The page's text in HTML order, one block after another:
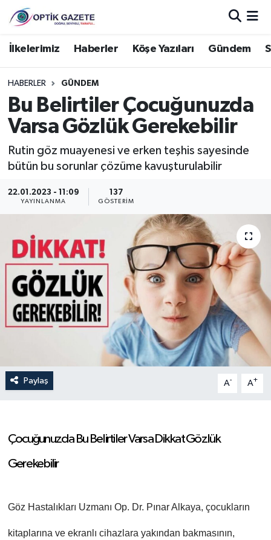
İlkelerimiz Haberler Köşe Yazıları Gündem
HABERLER GÜNDEM
Bu Belirtiler Çocuğunuzda
Varsa Gözlük Gerekebilir
Rutin göz muayenesi ve erken teşhis sayesinde
bütün bu sorunlar çözüme kavuşturulabilir
22.01.2023 - 11:09
YAYINLANMA
137
GÖSTERIM
Paylaş A- A+
Çocuğunuzda Bu Belirtiler Varsa Dikkat Gözlük
Gerekebilir
Göz Hastalıkları Uzmanı Op. Dr. Pınar Alkaya, çocukların
kitaplarına ve ekranlı cihazlara yakından bakmasının,
Nöbetçi Eczaneler
Hava Durumu
İstanbul Namaz Vakitleri
Süper Lig Puan Durumu ve Fikstür
Tüm Manşetler
Haber Arşivi